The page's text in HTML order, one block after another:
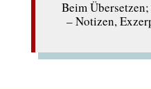
Beim
– Notizen,